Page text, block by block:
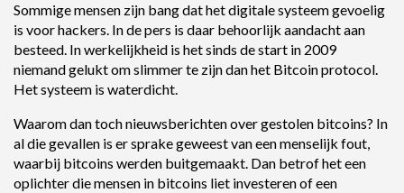
Sommige mensen zijn bang dat het digitale systeem gevoelig
is voor hackers. In de pers is daar behoorlijk aandacht aan
besteed. In werkelijkheid is het sinds de start in 2009
niemand gelukt om slimmer te zijn dan het Bitcoin protocol.
Het systeem is waterdicht.
Waarom dan toch nieuwsberichten over gestolen bitcoins? In
al die gevallen is er sprake geweest van een menselijk fout,
waarbij bitcoins werden buitgemaakt. Dan betrof het een
oplichter die mensen in bitcoins liet investeren of een